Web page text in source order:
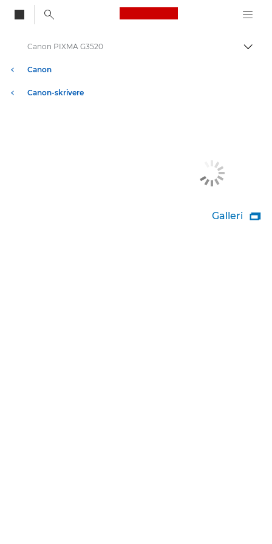
Canon Logo, back
Canon
Canon-skrivere
Canon PIXMA G3520
Galleri 